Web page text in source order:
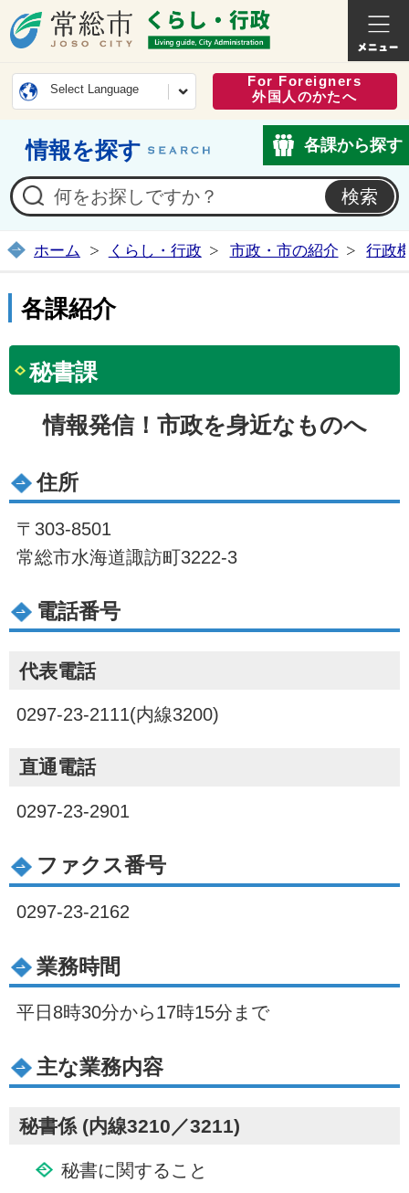
常総市公式ホームページ
くらし
Select Language
For Foreigners
外国人のかたへ
情報を探す 各課から探す
ホーム くらし・行政 市政・市の紹介 行政
各課紹介
秘書課
情報発信！市政を身近なものへ
住所
〒303-8501
常総市水海道諏訪町3222-3
電話番号
代表電話
0297-23-2111(内線3200)
直通電話
0297-23-2901
ファクス番号
0297-23-2162
業務時間
平日8時30分から17時15分まで
主な業務内容
秘書係 (内線3210／3211)
秘書に関すること